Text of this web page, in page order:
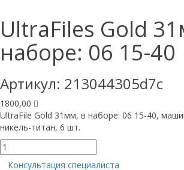
UltraFiles Gold
наборе: 06 15-40
Артикул: 213044305d7c
1800,00
UltraFile Gold 31мм, в наборе: 06 15-40,
никель-титан, 6 шт.
Количество
товара
Консультация специалиста